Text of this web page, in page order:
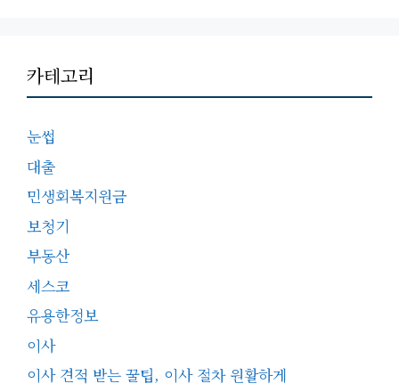
카테고리
눈썹
대출
민생회복지원금
보청기
부동산
세스코
유용한정보
이사
이사 견적 받는 꿀팁, 이사 절차 원활하게